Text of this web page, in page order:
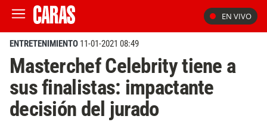
EN VIVO
ENTRETENIMIENTO 11-01-2021 08:49
Masterchef Celebrity tiene a
sus finalistas: impactante
decisión del jurado